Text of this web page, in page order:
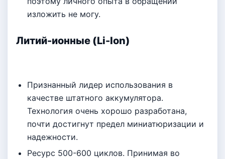
изложить не могу.
Литий-ионные (Li-Ion)
Признанный лидер использования в
качестве штатного аккумулятора.
Технология очень хорошо разработана,
почти достигнут предел миниатюризации и
надежности.
Ресурс 500-600 циклов. Принимая во